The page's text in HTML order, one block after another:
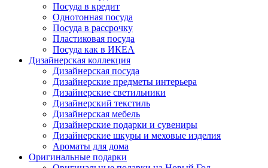
Посуда в кредит
Однотонная посуда
Посуда в рассрочку
Пластиковая посуда
Посуда как в ИКЕА
Дизайнерская коллекция
Дизайнерская посуда
Дизайнерские предметы интерьера
Дизайнерские светильники
Дизайнерский текстиль
Дизайнерская мебель
Дизайнерские подарки и сувениры
Дизайнерские шкуры и меховые изделия
Ароматы для дома
Оригинальные подарки